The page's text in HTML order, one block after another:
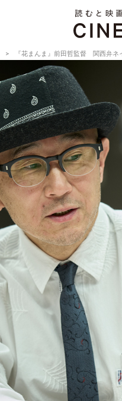
『花まんま』前田哲監督 関西弁ネ